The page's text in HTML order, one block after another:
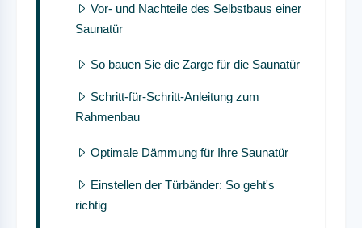
Vor- und Nachteile des Selbstbaus einer
Saunatür
So bauen Sie die Zarge für die Saunatür
Schritt-für-Schritt-Anleitung zum
Rahmenbau
Optimale Dämmung für Ihre Saunatür
Einstellen der Türbänder: So geht's
richtig